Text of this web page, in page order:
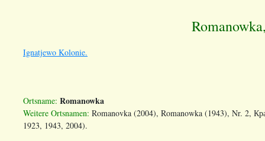
Ignatjewo Kolonie.
Ortsname: Romanowka
Weitere Ortsnamen: Romanovka (2004), Romanowka (1943), Nr. 2,
1923, 1943, 2004).